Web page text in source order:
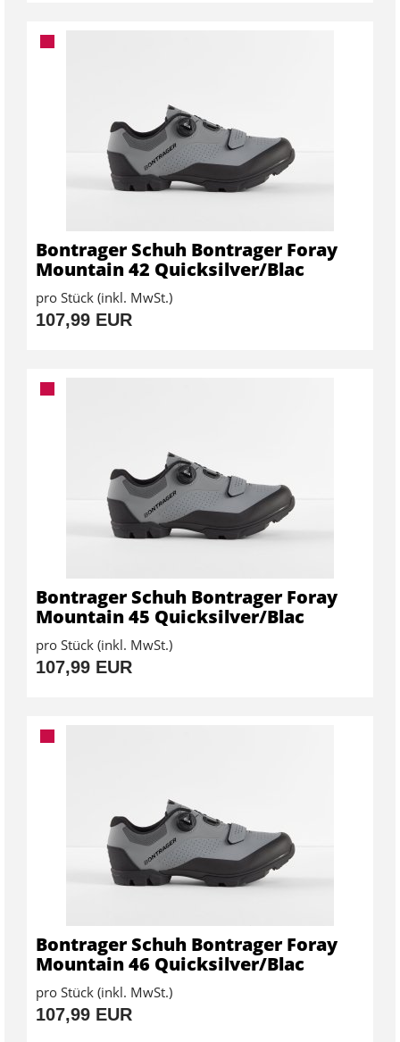
Bontrager Schuh Bontrager Foray
Mountain 42 Quicksilver/Blac
pro Stück (inkl. MwSt.)
107,99 EUR
Bontrager Schuh Bontrager Foray
Mountain 45 Quicksilver/Blac
pro Stück (inkl. MwSt.)
107,99 EUR
Bontrager Schuh Bontrager Foray
Mountain 46 Quicksilver/Blac
pro Stück (inkl. MwSt.)
107,99 EUR